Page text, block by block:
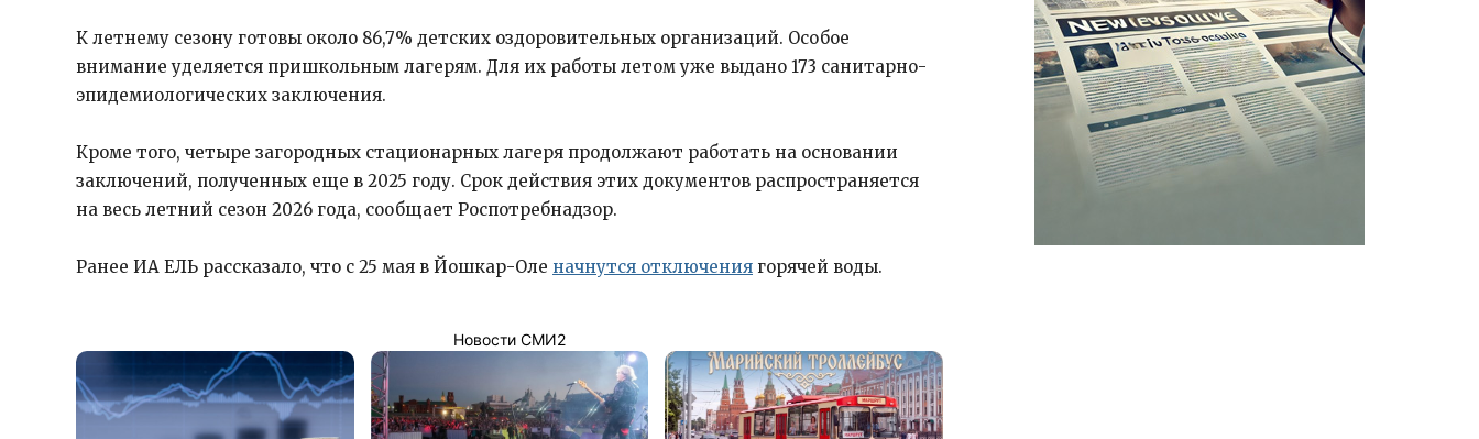
К летнему сезону готовы около 86,7% детских оздоровительных организаций. Особое
внимание уделяется пришкольным лагерям. Для их работы летом уже выдано 173 санитарно-
эпидемиологических заключения.
Кроме того, четыре загородных стационарных лагеря продолжают работать на основании
заключений, полученных еще в 2025 году. Срок действия этих документов распространяется
на весь летний сезон 2026 года, сообщает Роспотребнадзор.
Ранее ИА ЕЛЬ рассказало, что с 25 мая в Йошкар-Оле начнутся отключения горячей воды.
Новости СМИ2